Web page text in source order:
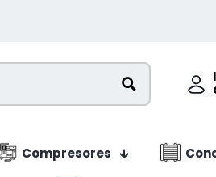
Compresores